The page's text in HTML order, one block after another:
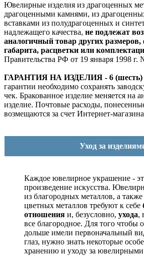
Ювелирные изделия из драгоценных
драгоценными камнями, из
вставками из полудрагоценных и
надлежащего качества, не подлежат
аналогичный товар других
габарита, расцветки или
Правительства РФ от 19 января 1998 г.
ГАРАНТИЯ НА ИЗДЕЛИЯ - 6 (шесть)
гарантии необходимо сохранять
чек. Бракованное изделие меняется на
изделие. Почтовые расходы,
возмещаются за счет Интернет-
Уход за
Каждое ювелирное украшение -
произведение искусства.
из благородных металлов, а также
цветных металлов требуют к себе
отношения и, безусловно, ухода,
все благородное. Для того чтобы
дольше имели первоначальный
глаз, нужно знать некоторые
хранению и уходу за